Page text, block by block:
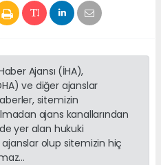
Ajansı (İHA),
ve diğer ajanslar
sitemizin
ajans kanallarından
yer alan hukuki
olup sitemizin hiç